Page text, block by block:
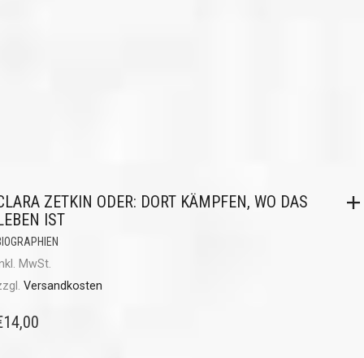
ZETKIN ODER: DORT KÄMPFEN, WO DAS
IST
MwSt.
Versandkosten
14,00